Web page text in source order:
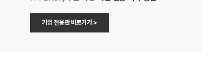
기업 전용관 바로가기 >